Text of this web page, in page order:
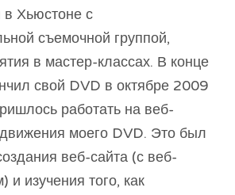
в Хьюстоне с
съемочной группой,
в мастер-классах. В конце
свой DVD в октябре 2009
работать на веб-
моего DVD. Это был
веб-сайта (с веб-
и изучения того, как